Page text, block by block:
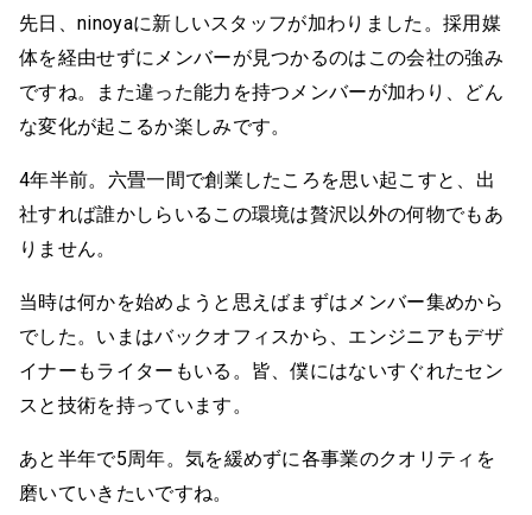
先日、ninoyaに新しいスタッフが加わりました。採用媒
体を経由せずにメンバーが見つかるのはこの会社の強み
ですね。また違った能力を持つメンバーが加わり、どん
な変化が起こるか楽しみです。
4年半前。六畳一間で創業したころを思い起こすと、出
社すれば誰かしらいるこの環境は贅沢以外の何物でもあ
りません。
当時は何かを始めようと思えばまずはメンバー集めから
でした。いまはバックオフィスから、エンジニアもデザ
イナーもライターもいる。皆、僕にはないすぐれたセン
スと技術を持っています。
あと半年で5周年。気を緩めずに各事業のクオリティを
磨いていきたいですね。